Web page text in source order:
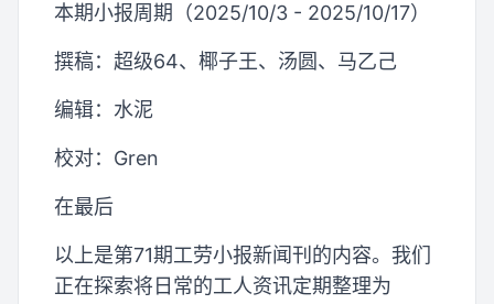
本期小报周期（2025/10/3 - 2025/10/17）
撰稿：超级64、椰子王、汤圆、马乙己
编辑：水泥
校对：Gren
在最后
以上是第71期工劳小报新闻刊的内容。我们
正在探索将日常的工人资讯定期整理为